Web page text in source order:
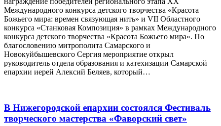
Международного конкурса детского творчества «Красота
Божьего мира: времен связующая нить» и VII Областного
конкурса «Станковая Композиция» в рамках Международного
конкурса детского творчества «Красота Божьего мира». По
благословению митрополита Самарского и
Новокуйбышевского Сергия мероприятие открыл
руководитель отдела образования и катехизации Самарской
епархии иерей Алексий Беляев, который…
В Нижегородской епархии состоялся Фестиваль
творческого мастерства «Фаворский свет»